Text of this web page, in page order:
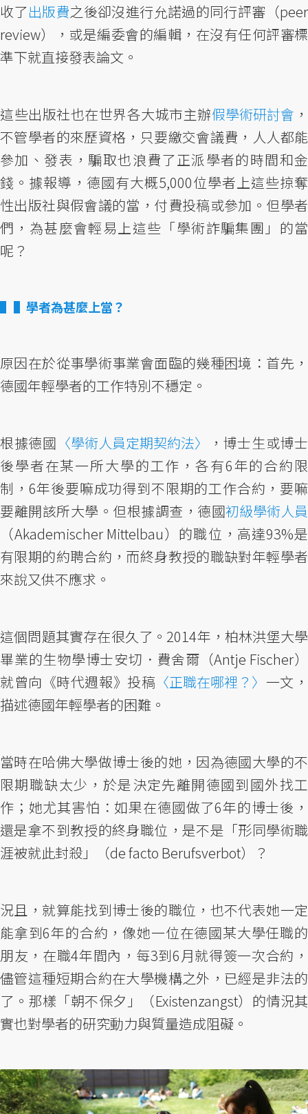
收了出版費之後卻沒進行允諾過的同行評審（peer
review），或是編委會的編輯，在沒有任何評審標
準下就直接發表論文。
這些出版社也在世界各大城市主辦假學術研討會 ，
不管學者的來歷資格，只要繳交會議費，人人都能
參加、發表，騙取也浪費了正派學者的時間和金
錢。據報導，德國有大概5,000位學者上這些掠奪
性出版社與假會議的當，付費投稿或參加。但學者
們，為甚麼會輕易上這些「學術詐騙集團」的當
呢？
▌學者為甚麼上當？
原因在於從事學術事業會面臨的幾種困境：首先，
德國年輕學者的工作特別不穩定。
根據德國 〈學術人員定期契約法〉
，博士生或博士
後學者在某一所大學的工作，各有6年的合約限
制，6年後要嘛成功得到不限期的工作合約，要嘛
要離開該所大學。但根據調查，德國初級學術人員
（Akademischer Mittelbau）的職位，高達93%是
有限期的約聘合約，而終身教授的職缺對年輕學者
來說又供不應求。
這個問題其實存在很久了。2014年，柏林洪堡大學
畢業的生物學博士安切．費舍爾（Antje Fischer）
就曾向《時代週報》投稿 〈正職在哪裡？〉 一文，
描述德國年輕學者的困難。
當時在哈佛大學做博士後的她，因為德國大學的不
限期職缺太少，於是決定先離開德國到國外找工
作；她尤其害怕：如果在德國做了6年的博士後，
還是拿不到教授的終身職位，是不是「形同學術職
涯被就此封殺」（de facto Berufsverbot）？
況且，就算能找到博士後的職位，也不代表她一定
能拿到6年的合約，像她一位在德國某大學任職的
朋友，在職4年間內，每3到6月就得簽一次合約，
儘管這種短期合約在大學機構之外，已經是非法的
了。那樣「朝不保夕」（Existenzangst）的情況其
實也對學者的研究動力與質量造成阻礙。